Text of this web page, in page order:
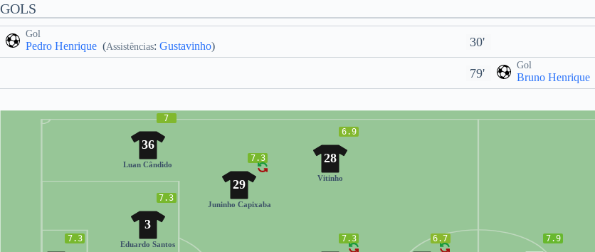
GOLS
Gol
Pedro Henrique (Assistências: Gustavinho) 30'
79'
Gol
Bruno Henrique
7.3
7
36
Luan Cândido
7.3
3
Eduardo Santos
7.3
29
Juninho Capixaba
6.9
28
Vitinho
7.3 6.7 7.9